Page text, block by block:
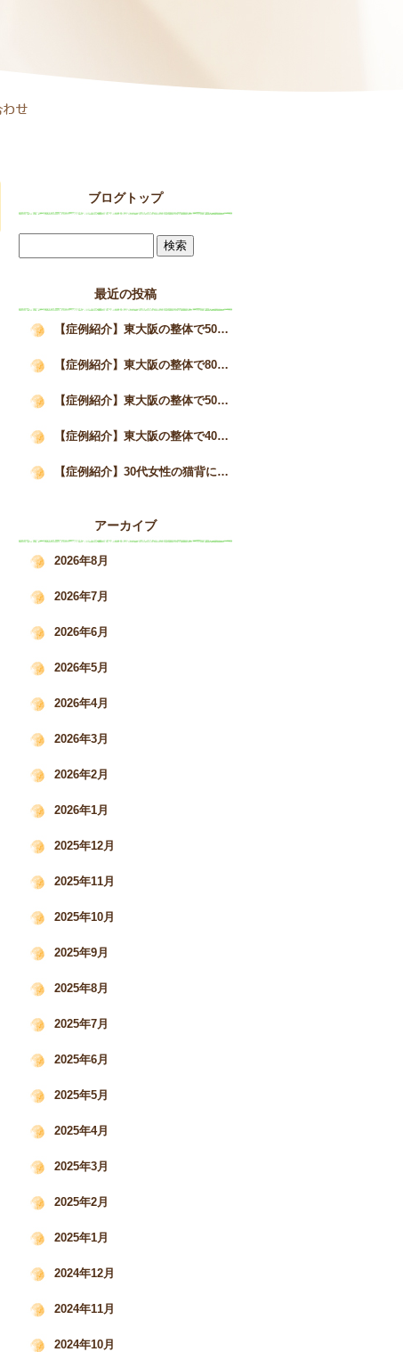
ブログトップ
最近の投稿
【症例紹介】東大阪の整体で50代女性の巻き肩と疲労感が改善した施術事例｜姿勢矯正院スタイルケア
【症例紹介】東大阪の整体で80代男性の猫背を改善へ｜高齢者の姿勢改善と身体の変化｜姿勢矯正院スタイルケア
【症例紹介】東大阪の整体で50代女性の猫背と自律神経の不調が3か月で改善した事例｜姿勢矯正院スタイルケア
【症例紹介】東大阪の整体で40代女性の猫背・巻き肩を改善｜慢性的な肩こりと疲労感の変化｜姿勢矯正院スタイルケア
【症例紹介】30代女性の猫背による肩こり・腰痛を根本改善した施術事例｜姿勢矯正院スタイルケア
アーカイブ
2026年8月
2026年7月
2026年6月
2026年5月
2026年4月
2026年3月
2026年2月
2026年1月
2025年12月
2025年11月
2025年10月
2025年9月
2025年8月
2025年7月
2025年6月
2025年5月
2025年4月
2025年3月
2025年2月
2025年1月
2024年12月
2024年11月
2024年10月